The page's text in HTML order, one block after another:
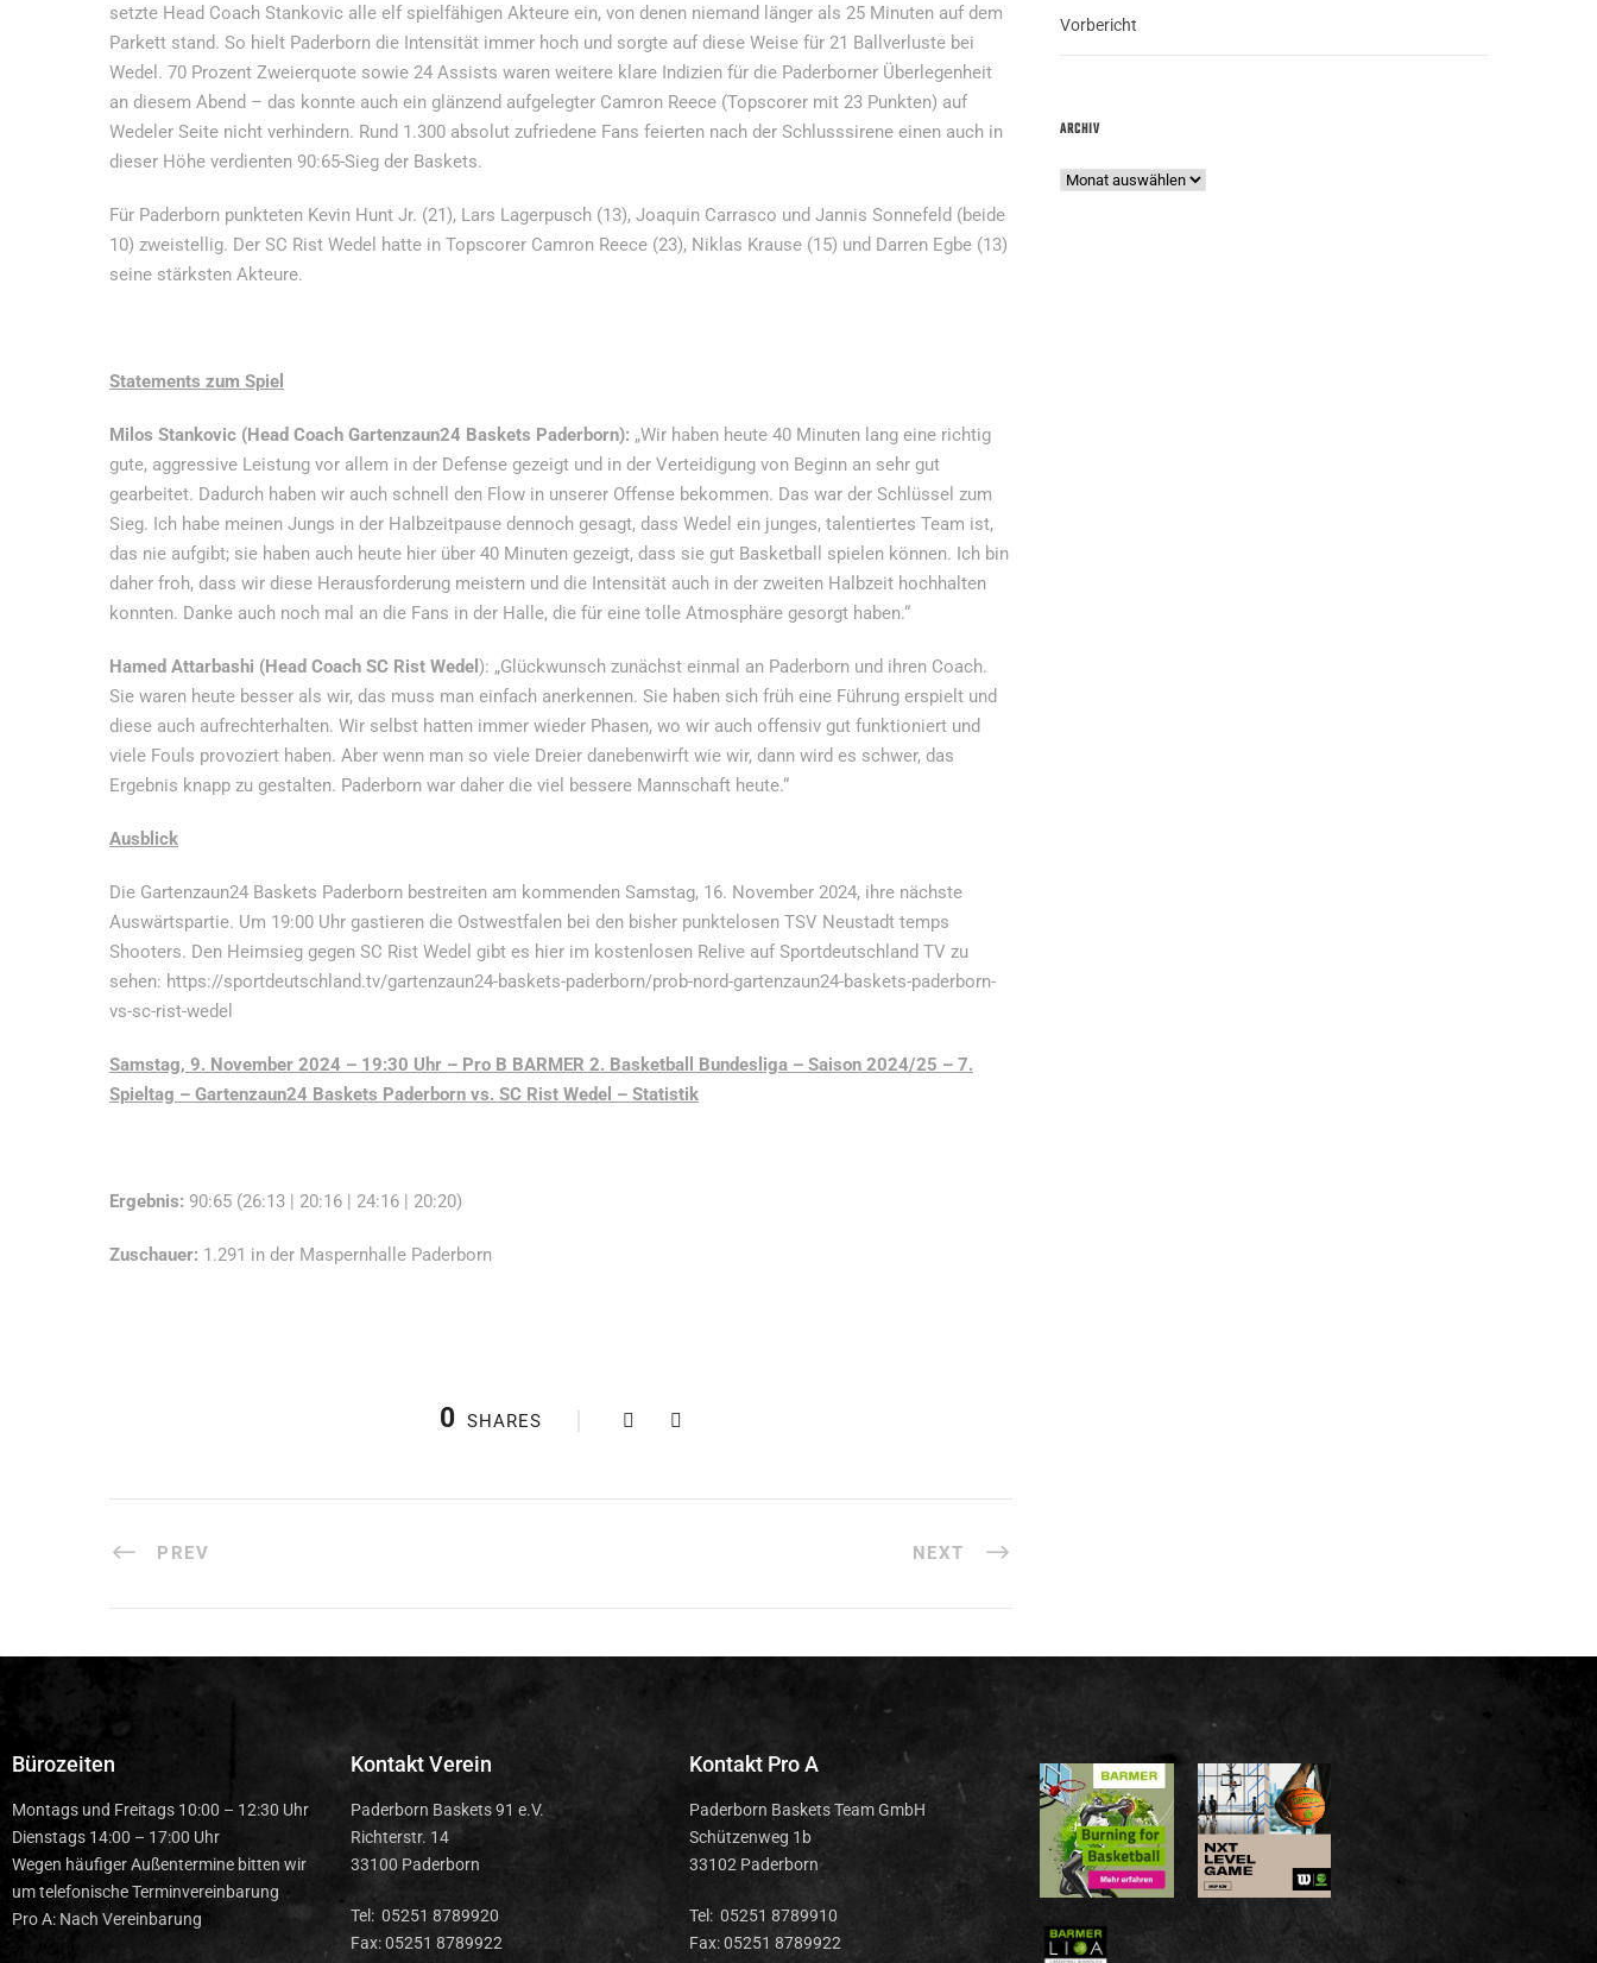
setzte Head Coach Stankovic alle elf spielfähigen Akteure ein, von denen niemand länger als 25 Minuten auf dem
Parkett stand. So hielt Paderborn die Intensität immer hoch und sorgte auf diese Weise für 21 Ballverluste bei
Wedel. 70 Prozent Zweierquote sowie 24 Assists waren weitere klare Indizien für die Paderborner Überlegenheit
an diesem Abend – das konnte auch ein glänzend aufgelegter Camron Reece (Topscorer mit 23 Punkten) auf
Wedeler Seite nicht verhindern. Rund 1.300 absolut zufriedene Fans feierten nach der Schlusssirene einen auch in
dieser Höhe verdienten 90:65-Sieg der Baskets.
Für Paderborn punkteten Kevin Hunt Jr. (21), Lars Lagerpusch (13), Joaquin Carrasco und Jannis Sonnefeld (beide
10) zweistellig. Der SC Rist Wedel hatte in Topscorer Camron Reece (23), Niklas Krause (15) und Darren Egbe (13)
seine stärksten Akteure.
Statements zum Spiel
Milos Stankovic (Head Coach Gartenzaun24 Baskets Paderborn): „Wir haben heute 40 Minuten lang eine richtig
gute, aggressive Leistung vor allem in der Defense gezeigt und in der Verteidigung von Beginn an sehr gut
gearbeitet. Dadurch haben wir auch schnell den Flow in unserer Offense bekommen. Das war der Schlüssel zum
Sieg. Ich habe meinen Jungs in der Halbzeitpause dennoch gesagt, dass Wedel ein junges, talentiertes Team ist,
das nie aufgibt; sie haben auch heute hier über 40 Minuten gezeigt, dass sie gut Basketball spielen können. Ich bin
daher froh, dass wir diese Herausforderung meistern und die Intensität auch in der zweiten Halbzeit hochhalten
konnten. Danke auch noch mal an die Fans in der Halle, die für eine tolle Atmosphäre gesorgt haben.“
Hamed Attarbashi (Head Coach SC Rist Wedel ): „Glückwunsch zunächst einmal an Paderborn und ihren Coach.
Sie waren heute besser als wir, das muss man einfach anerkennen. Sie haben sich früh eine Führung erspielt und
diese auch aufrechterhalten. Wir selbst hatten immer wieder Phasen, wo wir auch offensiv gut funktioniert und
viele Fouls provoziert haben. Aber wenn man so viele Dreier danebenwirft wie wir, dann wird es schwer, das
Ergebnis knapp zu gestalten. Paderborn war daher die viel bessere Mannschaft heute.“
Ausblick
Die Gartenzaun24 Baskets Paderborn bestreiten am kommenden Samstag, 16. November 2024, ihre nächste
Auswärtspartie. Um 19:00 Uhr gastieren die Ostwestfalen bei den bisher punktelosen TSV Neustadt temps
Shooters. Den Heimsieg gegen SC Rist Wedel gibt es hier im kostenlosen Relive auf Sportdeutschland TV zu
sehen: https://sportdeutschland.tv/gartenzaun24-baskets-paderborn/prob-nord-gartenzaun24-baskets-paderborn-
vs-sc-rist-wedel
Samstag, 9. November 2024 – 19:30 Uhr – Pro B BARMER 2. Basketball Bundesliga – Saison 2024/25 – 7.
Spieltag – Gartenzaun24 Baskets Paderborn vs. SC Rist Wedel – Statistik
Ergebnis: 90:65 (26:13 | 20:16 | 24:16 | 20:20)
Zuschauer: 1.291 in der Maspernhalle Paderborn
0 SHARES
PREV NEXT
Vorbericht
ARCHIV
Bürozeiten
Montags und Freitags 10:00 – 12:30 Uhr
Dienstags 14:00 – 17:00 Uhr
Wegen häufiger Außentermine bitten wir
um telefonische Terminvereinbarung
Pro A: Nach Vereinbarung
Kontakt Verein
Paderborn Baskets 91 e.V.
Richterstr. 14
33100 Paderborn
Tel: 05251 8789920
Fax: 05251 8789922
Kontakt Pro A
Paderborn Baskets Team GmbH
Schützenweg 1b
33102 Paderborn
Tel: 05251 8789910
Fax: 05251 8789922